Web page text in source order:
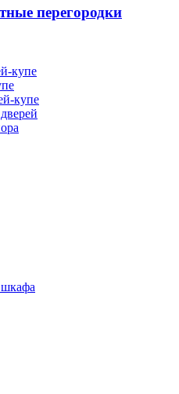
перегородки
купе
купе